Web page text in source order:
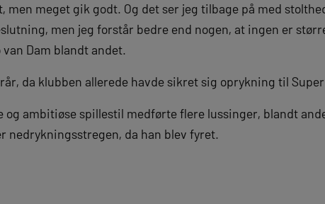
men meget gik godt. Og det ser jeg tilbage på med
men jeg forstår bedre end nogen, at ingen er
Dam blandt andet.
da klubben allerede havde sikret sig oprykning til
og ambitiøse spillestil medførte flere lussinger, blandt
nedrykningsstregen, da han blev fyret.